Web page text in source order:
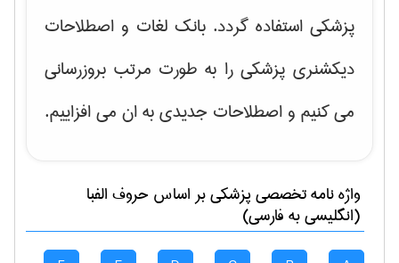
پزشکی استفاده گردد. بانک لغات و اصطلاحات
دیکشنری پزشکی را به طورت مرتب بروزرسانی
می کنیم و اصطلاحات جدیدی به ان می افزاییم.
واژه نامه تخصصیپزشكیبر اساس حروف الفبا
(انگلیسی به فارسی)